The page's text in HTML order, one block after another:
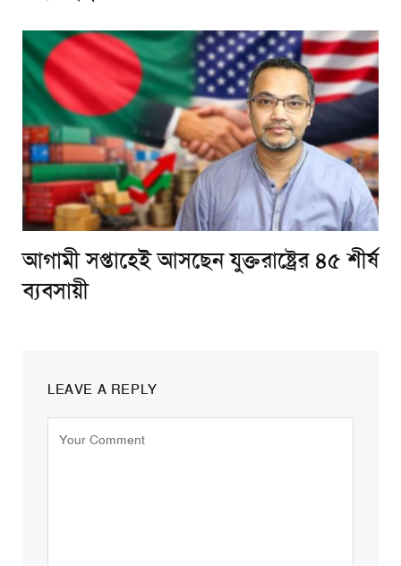
আগামী সপ্তাহেই আসছেন যুক্তরাষ্ট্রের ৪৫ শীর্ষ
ব্যবসায়ী
LEAVE A REPLY